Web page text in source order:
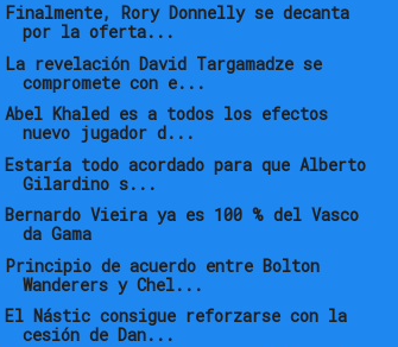
Finalmente, Rory Donnelly se decanta
por la oferta...
La revelación David Targamadze se
compromete con e...
Abel Khaled es a todos los efectos
nuevo jugador d...
Estaría todo acordado para que Alberto
Gilardino s...
Bernardo Vieira ya es 100 % del Vasco
da Gama
Principio de acuerdo entre Bolton
Wanderers y Chel...
El Nástic consigue reforzarse con la
cesión de Dan...